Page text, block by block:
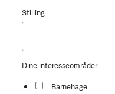
Stilling:
Dine interesseområder
Barnehage